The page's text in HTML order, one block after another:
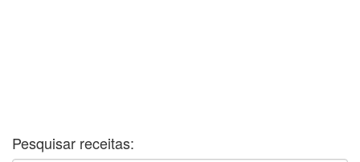
Pesquisar receitas: